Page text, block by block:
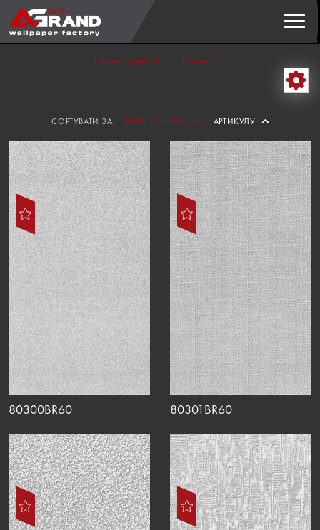
Головна сторінка Каталог
СОРТУВАТИ ЗА: НАЙНОВІШИЙ АРТИКУЛУ
80300BR60 80301BR60